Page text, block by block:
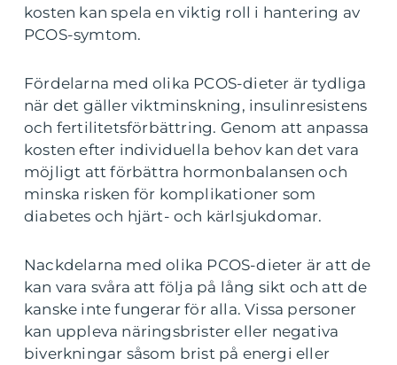
kosten kan spela en viktig roll i hantering av
PCOS-symtom.
Fördelarna med olika PCOS-dieter är tydliga
när det gäller viktminskning, insulinresistens
och fertilitetsförbättring. Genom att anpassa
kosten efter individuella behov kan det vara
möjligt att förbättra hormonbalansen och
minska risken för komplikationer som
diabetes och hjärt- och kärlsjukdomar.
Nackdelarna med olika PCOS-dieter är att de
kan vara svåra att följa på lång sikt och att de
kanske inte fungerar för alla. Vissa personer
kan uppleva näringsbrister eller negativa
biverkningar såsom brist på energi eller